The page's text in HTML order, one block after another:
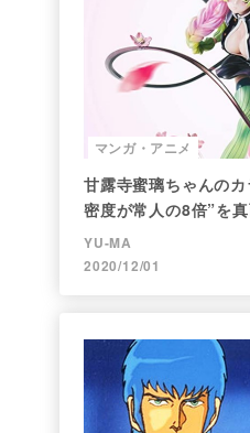
マンガ・アニメ
甘露寺蜜璃ちゃんの
密度が常人の8倍”を真
YU-MA
2020/12/01